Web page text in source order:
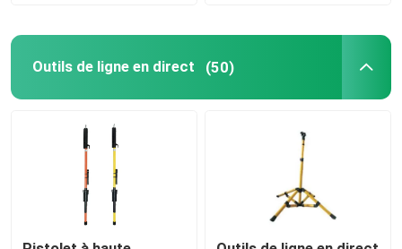
Isolateur ferroviaire
Outils de ligne en direct
Outils de ligne en direct (50)